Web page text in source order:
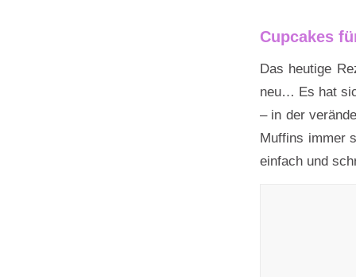
Cupcakes
Das heutige
neu… Es hat
– in der
Muffins immer
einfach und